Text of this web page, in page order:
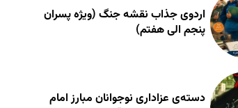
اردوی جذاب نقشه جنگ (ویژه پسران
پنجم الی هفتم)
دسته‌ی عزاداری نوجوانان مبارز امام